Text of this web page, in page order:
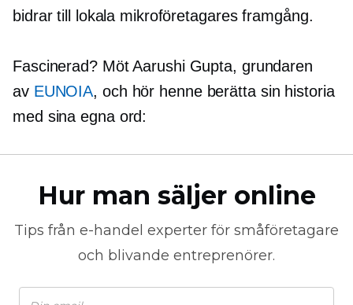
bidrar till lokala mikroföretagares framgång.
Fascinerad? Möt Aarushi Gupta, grundaren
av EUNOIA, och hör henne berätta sin historia
med sina egna ord:
Hur man säljer online
Tips från e-handel experter för småföretagare
och blivande entreprenörer.